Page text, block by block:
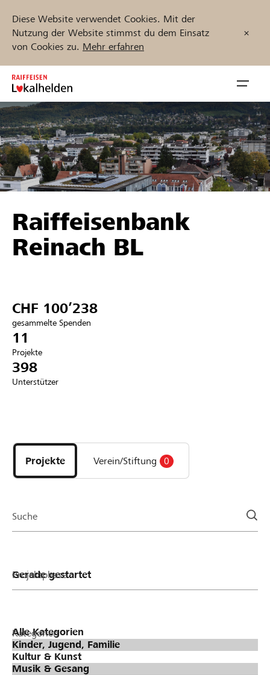
Diese Website verwendet Cookies. Mit der
Nutzung der Website stimmst du dem Einsatz
von Cookies zu. Mehr erfahren
Zum
Inhalt
springen
öffnen
Unterstützen
Hilfe & Support
Anmelden
Projekte und Organisationen finden
Jetzt starten
DE FR IT
Raiffeisenbank
Reinach BL
CHF 100’238
gesammelte Spenden
11
Projekte
398
Unterstützer
Projekte
und
Organisationen
Projekte Verein/Stiftung 0
Suche
Projektphase
Kategorien